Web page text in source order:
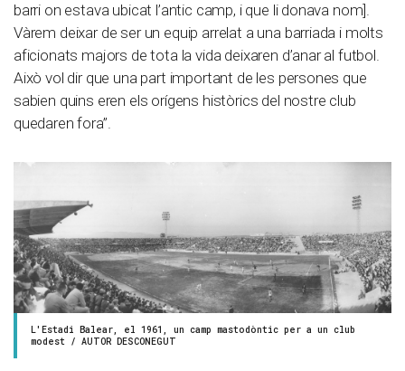
barri on estava ubicat l’antic camp, i que li donava nom].
Vàrem deixar de ser un equip arrelat a una barriada i molts
aficionats majors de tota la vida deixaren d’anar al futbol.
Això vol dir que una part important de les persones que
sabien quins eren els orígens històrics del nostre club
quedaren fora”.
L'Estadi Balear, el 1961, un camp mastodòntic per a un club
modest / AUTOR DESCONEGUT